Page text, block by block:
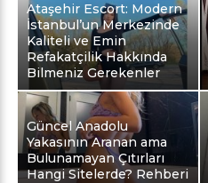
Ataşehir Escort: Modern
İstanbul’un Merkezinde
Kaliteli ve Emin
Refakatçilik Hakkında
Bilmeniz Gerekenler
Güncel Anadolu
Yakasının Aranan ama
Bulunamayan Çıtırları
Hangi Sitelerde? Rehberi